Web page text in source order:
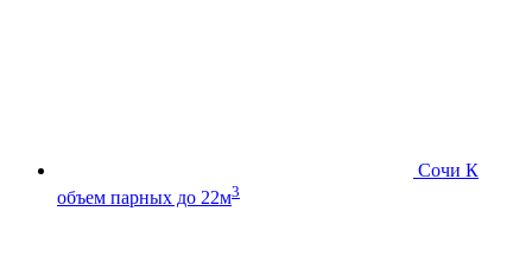
Сочи К
объем парных до 22м3